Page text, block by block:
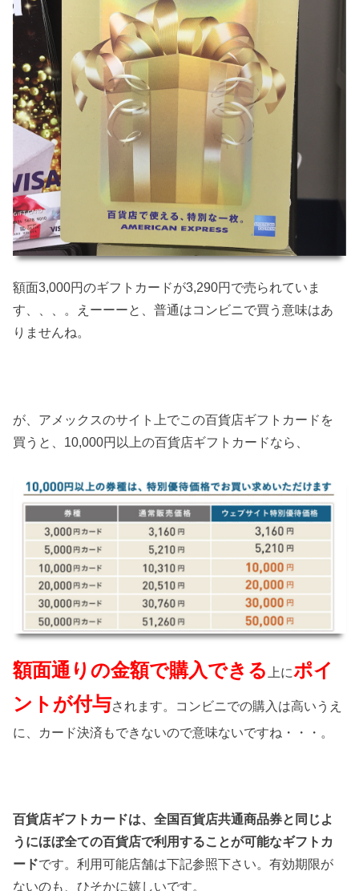
額面3,000円のギフトカードが3,290円で売られていま
す、、、。えーーーと、普通はコンビニで買う意味はあ
りませんね。
が、アメックスのサイト上でこの百貨店ギフトカードを
買うと、10,000円以上の百貨店ギフトカードなら、
額面通りの金額で購入できる 上にポイ
ントが付与されます。コンビニでの購入は高いうえ
に、カード決済もできないので意味ないですね・・・。
百貨店ギフトカードは、全国百貨店共通商品券と同じよ
うにほぼ全ての百貨店で利用することが可能なギフトカ
ードです。利用可能店舗は下記参照下さい。有効期限が
ないのも、ひそかに嬉しいです。